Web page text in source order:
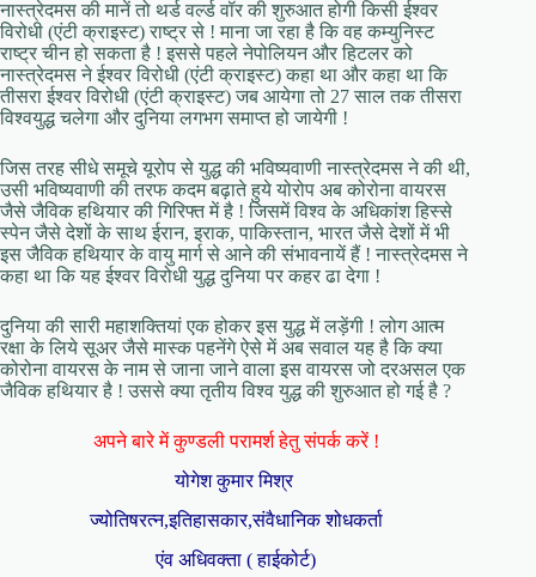
नास्‍त्रेदमस की मानें तो थर्ड वर्ल्‍ड वॉर की शुरुआत होगी किसी ईश्‍वर
विरोधी (एंटी क्राइस्ट) राष्ट्र से ! माना जा रहा है कि वह कम्युनिस्ट
राष्ट्र चीन हो सकता है ! इससे पहले नेपोलियन और हिटलर को
नास्त्रेदमस ने ईश्वर विरोधी (एंटी क्राइस्ट) कहा था और कहा था कि
तीसरा ईश्वर विरोधी (एंटी क्राइस्ट) जब आयेगा तो 27 साल तक तीसरा
विश्वयुद्ध चलेगा और दुनिया लगभग समाप्त हो जायेगी !
जिस तरह सीधे समूचे यूरोप से युद्ध की भविष्यवाणी नास्त्रेदमस ने की थी,
उसी भविष्यवाणी की तरफ कदम बढ़ाते हुये योरोप अब कोरोना वायरस
जैसे जैविक हथियार की गिरिफ्त में है ! जिसमें विश्व के अधिकांश हिस्से
स्पेन जैसे देशों के साथ ईरान, इराक, पाकिस्तान, भारत जैसे देशों में भी
इस जैविक हथियार के वायु मार्ग से आने की संभावनायें हैं ! नास्त्रेदमस ने
कहा था कि यह ईश्वर विरोधी युद्ध दुनिया पर कहर ढा देगा !
दुनिया की सारी महाशक्तियां एक होकर इस युद्ध में लड़ेंगी ! लोग आत्म
रक्षा के लिये सूअर जैसे मास्क पहनेंगे ऐसे में अब सवाल यह है कि क्या
कोरोना वायरस के नाम से जाना जाने वाला इस वायरस जो दरअसल एक
जैविक हथियार है ! उससे क्या तृतीय विश्व युद्ध की शुरुआत हो गई है ?
अपने बारे में कुण्डली परामर्श हेतु संपर्क करें !
योगेश कुमार मिश्र
ज्योतिषरत्न,इतिहासकार,संवैधानिक शोधकर्ता
एंव अधिवक्ता ( हाईकोर्ट)